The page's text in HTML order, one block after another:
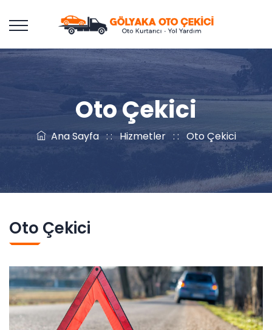
Oto Çekici
Ana Sayfa : :Hizmetler : : Oto Çekici
Oto Çekici